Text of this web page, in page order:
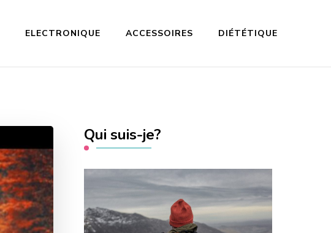
ELECTRONIQUE ACCESSOIRES DIÉTÉTIQUE
Qui suis-je?